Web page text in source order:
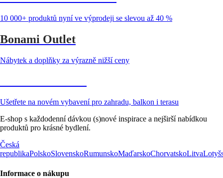
10 000+ produktů nyní ve výprodeji se slevou až 40 %
Bonami Outlet
Nábytek a doplňky za výrazně nižší ceny
Ušetřete na novém vybavení pro zahradu, balkon i terasu
E-shop s každodenní dávkou (s)nové inspirace a nejširší nabídkou
produktů pro krásné bydlení.
Česká
republikaPolskoSlovenskoRumunskoMaďarskoChorvatskoLitva
Informace o nákupu